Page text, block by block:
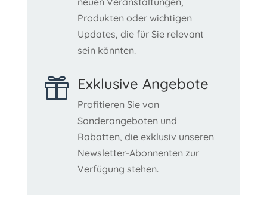
Produkten oder wichtigen
Updates, die für Sie relevant
sein könnten.
 Exklusive Angebote
Profitieren Sie von
Sonderangeboten und
Rabatten, die exklusiv unseren
Newsletter-Abonnenten zur
Verfügung stehen.